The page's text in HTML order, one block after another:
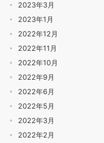
2023年3月
2023年1月
2022年12月
2022年11月
2022年10月
2022年9月
2022年6月
2022年5月
2022年3月
2022年2月